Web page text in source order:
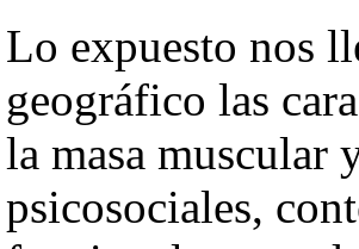
Lo expuesto nos
geográfico las
la masa muscular
psicosociales,